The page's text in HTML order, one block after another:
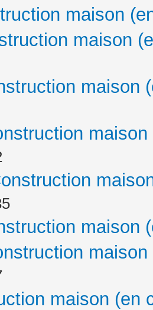
maison
maison
maison
maison
maison (en